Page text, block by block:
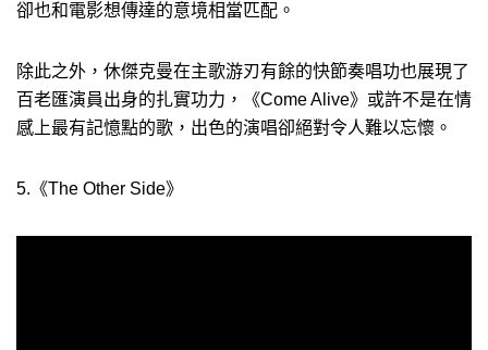
卻也和電影想傳達的意境相當匹配。
除此之外，休傑克曼在主歌游刃有餘的快節奏唱功也展現了
百老匯演員出身的扎實功力，《Come Alive》或許不是在情
感上最有記憶點的歌，出色的演唱卻絕對令人難以忘懷。
5.《The Other Side》